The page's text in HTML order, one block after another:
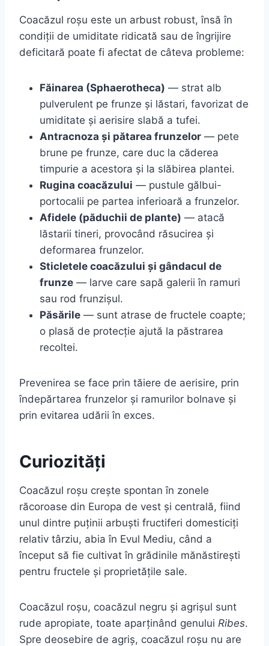
Coacăzul roșu este un arbust robust, însă în
condiții de umiditate ridicată sau de îngrijire
deficitară poate fi afectat de câteva probleme:
Făinarea (Sphaerotheca) — strat alb
pulverulent pe frunze și lăstari, favorizat de
umiditate și aerisire slabă a tufei.
Antracnoza și pătarea frunzelor — pete
brune pe frunze, care duc la căderea
timpurie a acestora și la slăbirea plantei.
Rugina coacăzului — pustule gălbui-
portocalii pe partea inferioară a frunzelor.
Afidele (păduchii de plante) — atacă
lăstarii tineri, provocând răsucirea și
deformarea frunzelor.
Sticletele coacăzului și gândacul de
frunze — larve care sapă galerii în ramuri
sau rod frunzișul.
Păsările — sunt atrase de fructele coapte;
o plasă de protecție ajută la păstrarea
recoltei.
Prevenirea se face prin tăiere de aerisire, prin
îndepărtarea frunzelor și ramurilor bolnave și
prin evitarea udării în exces.
Curiozități
Coacăzul roșu crește spontan în zonele
răcoroase din Europa de vest și centrală, fiind
unul dintre puținii arbuști fructiferi domesticiți
relativ târziu, abia în Evul Mediu, când a
început să fie cultivat în grădinile mănăstirești
pentru fructele și proprietățile sale.
Coacăzul roșu, coacăzul negru și agrișul sunt
rude apropiate, toate aparținând genului Ribes.
Spre deosebire de agriș, coacăzul roșu nu are